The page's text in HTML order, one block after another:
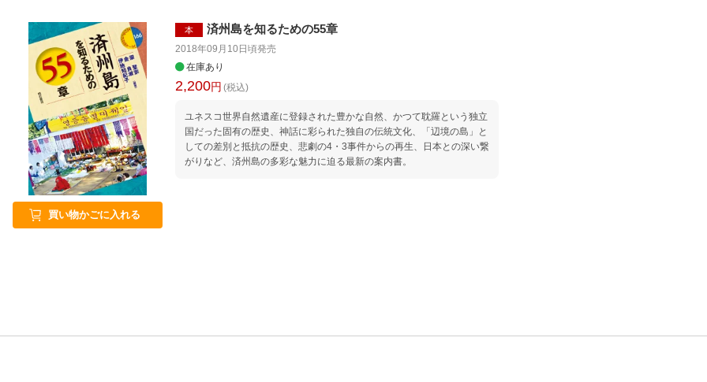
買い物かごに入れる
本 済州島を知るための55章
2018年09月10日頃発売
在庫あり
2,200円 (税込)
ユネスコ世界自然遺産に登録された豊かな自然、かつて耽羅という独立
国だった固有の歴史、神話に彩られた独自の伝統文化、「辺境の島」と
しての差別と抵抗の歴史、悲劇の4・3事件からの再生、日本との深い繋
がりなど、済州島の多彩な魅力に迫る最新の案内書。